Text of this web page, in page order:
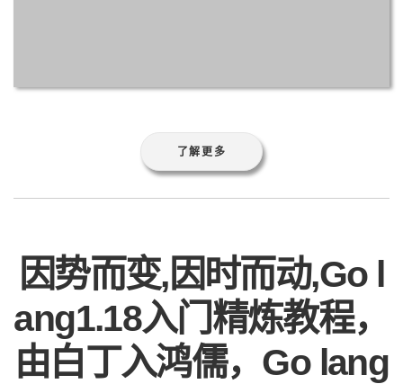
了解更多
因势而变,因时而动,Go l
ang1.18入门精炼教程，
由白丁入鸿儒，Go lang